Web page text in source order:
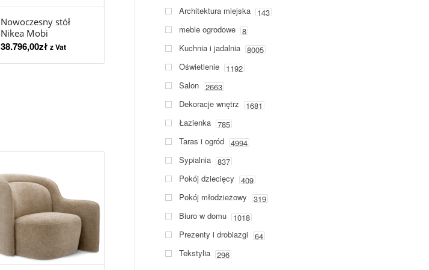
Nowoczesny stół
Nikea Mobi
38.796,00zł z Vat
Architektura miejska 143
meble ogrodowe 8
Kuchnia i jadalnia 8005
Oświetlenie 1192
Salon 2663
Dekoracje wnętrz
1681
Łazienka 785
Taras i ogród 4994
Sypialnia 837
Pokój dziecięcy
409
Pokój młodzieżowy
319
Biuro w domu 1018
Prezenty i drobiazgi
64
Tekstylia 296